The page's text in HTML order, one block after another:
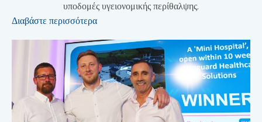
υποδομές υγειονομικής περίθαλψης.
Διαβάστε περισσότερα